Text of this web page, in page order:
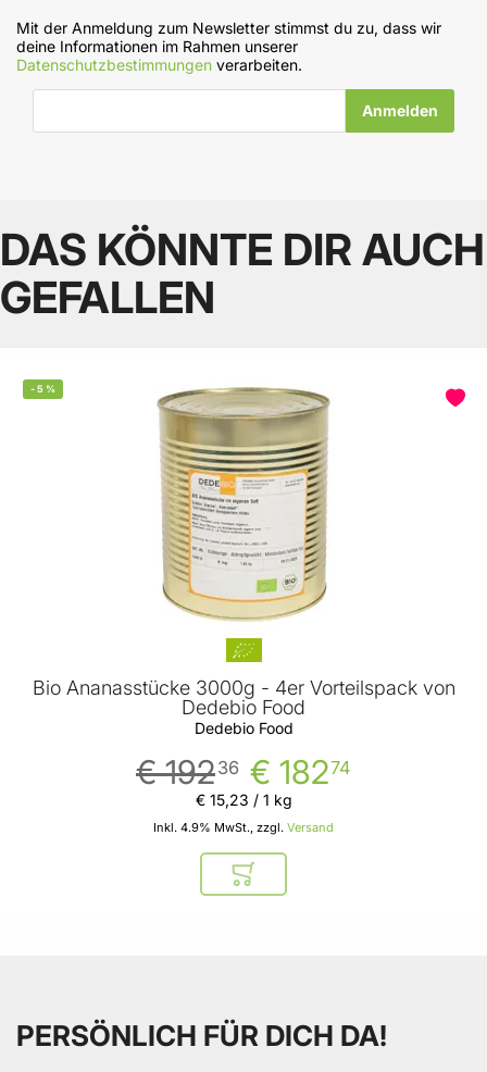
Mit der Anmeldung zum Newsletter stimmst du zu, dass wir
deine Informationen im Rahmen unserer
Datenschutzbestimmungen verarbeiten.
E-Mail-Adresse
DAS KÖNNTE DIR AUCH
GEFALLEN
-5 %
Bio Ananasstücke 3000g - 4er Vorteilspack von
Dedebio Food
Dedebio Food
€ 18274
€ 19236
Inkl. 4.9% MwSt., zzgl. Versand
€ 15,23 / 1 kg
In den Warenkorb
PERSÖNLICH FÜR DICH DA!